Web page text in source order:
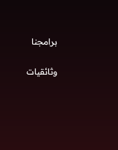
برامجنا
وثائقيات